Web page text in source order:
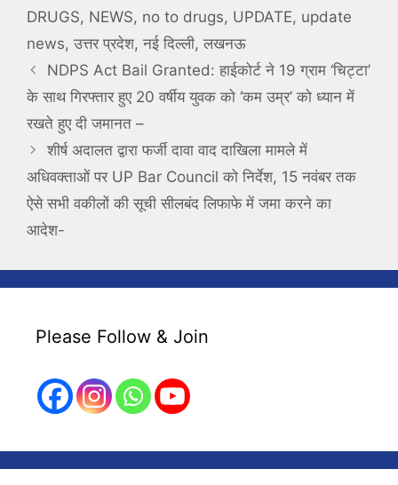
DRUGS, NEWS, no to drugs, UPDATE, update
news, उत्तर प्रदेश, नई दिल्ली, लखनऊ
NDPS Act Bail Granted: हाईकोर्ट ने 19 ग्राम ‘चिट्टा’
के साथ गिरफ्तार हुए 20 वर्षीय युवक को ‘कम उम्र’ को ध्यान में
रखते हुए दी जमानत –
शीर्ष अदालत द्वारा फर्जी दावा वाद दाखिला मामले में
अधिवक्ताओं पर UP Bar Council को निर्देश, 15 नवंबर तक
ऐसे सभी वकीलों की सूची सीलबंद लिफाफे में जमा करने का
आदेश-
Please Follow & Join